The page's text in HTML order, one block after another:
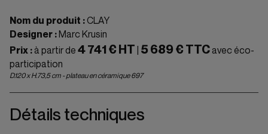
Nom du produit : CLAY
Designer :Marc Krusin
Prix : à partir de 4 741 € HT 5 689 € TTC avec éco-
participation
D.120 x H.73,5 cm - plateau en céramique 697
Détails techniques